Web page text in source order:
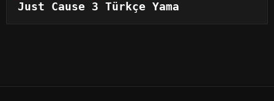
Just Cause 3 Türkçe Yama